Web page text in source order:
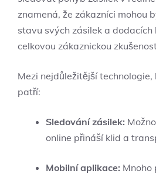
znamená, že zákazníci mohou
stavu svých zásilek a dodacích
celkovou zákaznickou
Mezi nejdůležitější
patří:
Sledování zásilek:
online přináší klid a
Mobilní aplikace: Mnoho